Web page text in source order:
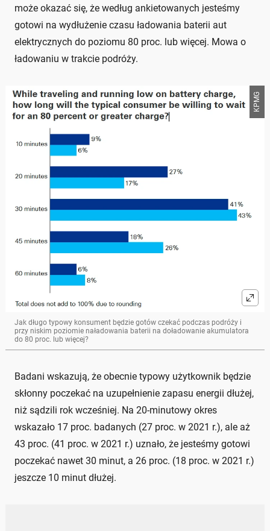
może okazać się, że według ankietowanych jesteśmy
gotowi na wydłużenie czasu ładowania baterii aut
elektrycznych do poziomu 80 proc. lub więcej. Mowa o
ładowaniu w trakcie podróży.
KPMG
Jak długo typowy konsument będzie gotów czekać podczas podróży i
przy niskim poziomie naładowania baterii na doładowanie akumulatora
do 80 proc. lub więcej?
Badani wskazują, że obecnie typowy użytkownik będzie
skłonny poczekać na uzupełnienie zapasu energii dłużej,
niż sądzili rok wcześniej. Na 20-minutowy okres
wskazało 17 proc. badanych (27 proc. w 2021 r.), ale aż
43 proc. (41 proc. w 2021 r.) uznało, że jesteśmy gotowi
poczekać nawet 30 minut, a 26 proc. (18 proc. w 2021 r.)
jeszcze 10 minut dłużej.